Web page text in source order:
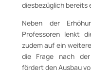
diesbezüglich bereits
Neben der
Professoren lenkt
zudem auf ein
die Frage nach der
fördert den Ausbau